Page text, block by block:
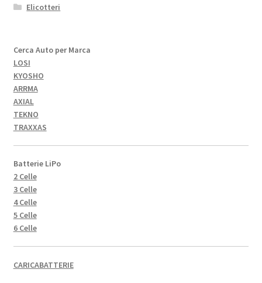
Elicotteri
Cerca Auto per Marca
LOSI
KYOSHO
ARRMA
AXIAL
TEKNO
TRAXXAS
Batterie LiPo
2 Celle
3 Celle
4 Celle
5 Celle
6 Celle
CARICABATTERIE